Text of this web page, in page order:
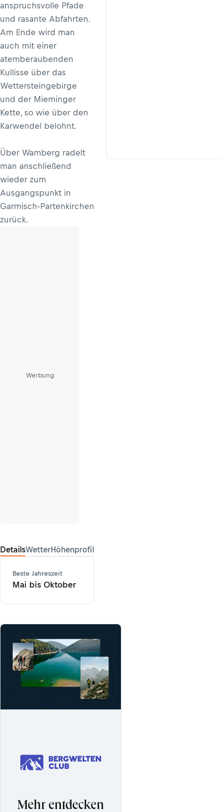
anspruchsvolle Pfade
und rasante Abfahrten.
Am Ende wird man
auch mit einer
atemberaubenden
Kullisse über das
Wettersteingebirge
und der Mieminger
Kette, so wie über den
Karwendel belohnt.
Über Wamberg radelt
man anschließend
wieder zum
Ausgangspunkt in
Garmisch-Partenkirchen
zurück.
Werbung
DetailsWetterHöhenprofil
Beste Jahreszeit
Mai bis Oktober
Mehr entdecken